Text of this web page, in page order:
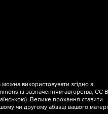
використовувати згідно з
із зазначенням авторства, CC
). Велике прохання ставити
чи другому абзаці вашого